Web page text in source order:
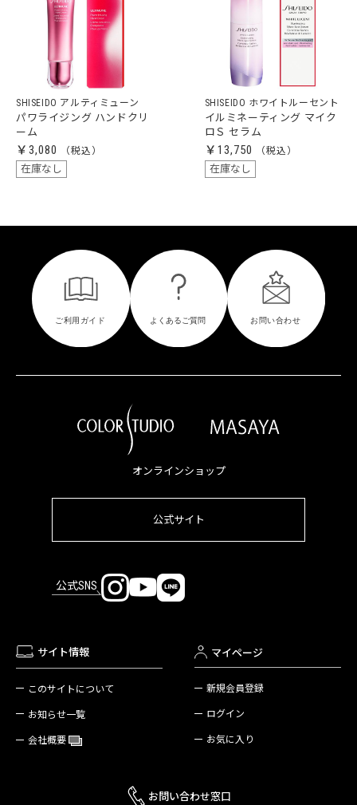
SHISEIDO アルティミューン
パワライジング ハンドクリ
ーム
￥3,080
在庫なし
SHISEIDO ホワイトルーセント
イルミネーティング マイク
ロＳ セラム
￥13,750
在庫なし
オンラインショップ
公式サイト
公式SNS
サイト情報
このサイトについて
お知らせ一覧
会社概要
マイページ
新規会員登録
ログイン
お気に入り
お問い合わせ窓口